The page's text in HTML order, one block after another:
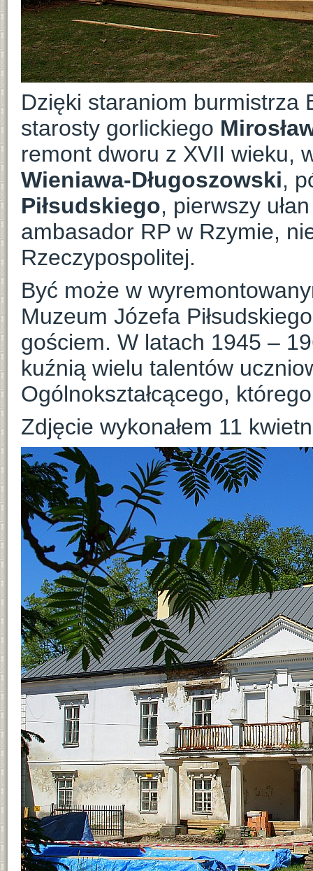
Dzięki staraniom burmistrza
starosty gorlickiego
remont dworu z XVII wieku,
Wieniawa-Długoszowski,
Piłsudskiego, pierwszy
ambasador RP w Rzymie,
Rzeczypospolitej.
Być może w
Muzeum Józefa
gościem. W latach 1945 –
kuźnią wielu talentów
Ogólnokształcącego,
Zdjęcie wykonałem 11